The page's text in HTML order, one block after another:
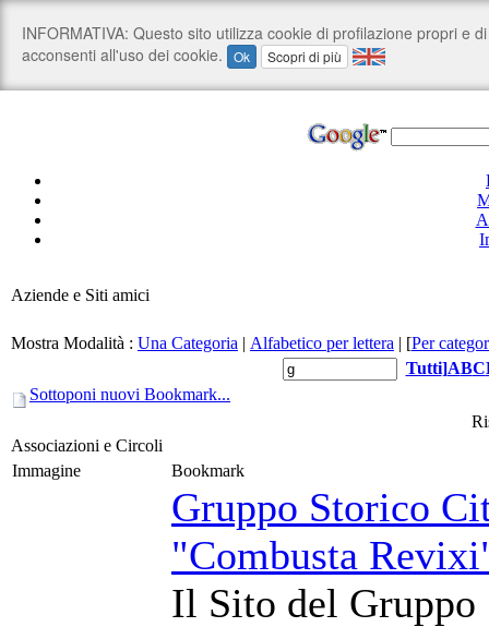
Aziende e Siti amici
Mostra Modalità : Una Categoria | Alfabetico per lettera | [Per
Tutti]ABC
Sottoponi nuovi Bookmark...
Associazioni e Circoli
Immagine
Bookmark
Gruppo Storico
"Combusta
Il Sito del